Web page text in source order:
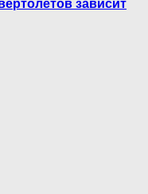
зависит